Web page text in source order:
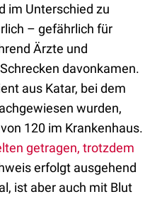
im Unterschied zu
– gefährlich für
Ärzte und
davonkamen.
aus Katar, bei dem
wurden,
120 im Krankenhaus.
getragen, trotzdem
erfolgt ausgehend
ist aber auch mit Blut